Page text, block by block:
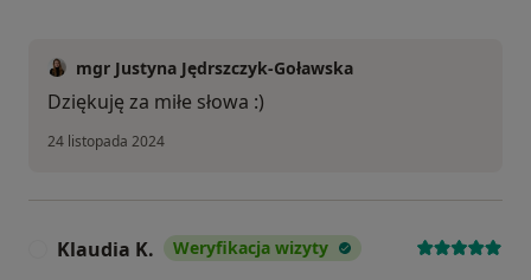
mgr Justyna Jędrszczyk-Goławska
Dziękuję za miłe słowa :)
24 listopada 2024
Klaudia K. Weryfikacja wizyty